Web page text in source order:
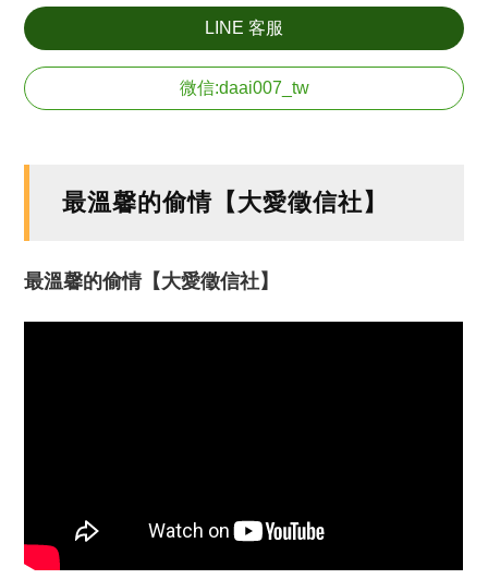
LINE 客服
微信:daai007_tw
最溫馨的偷情【大愛徵信社】
最溫馨的偷情【大愛徵信社】